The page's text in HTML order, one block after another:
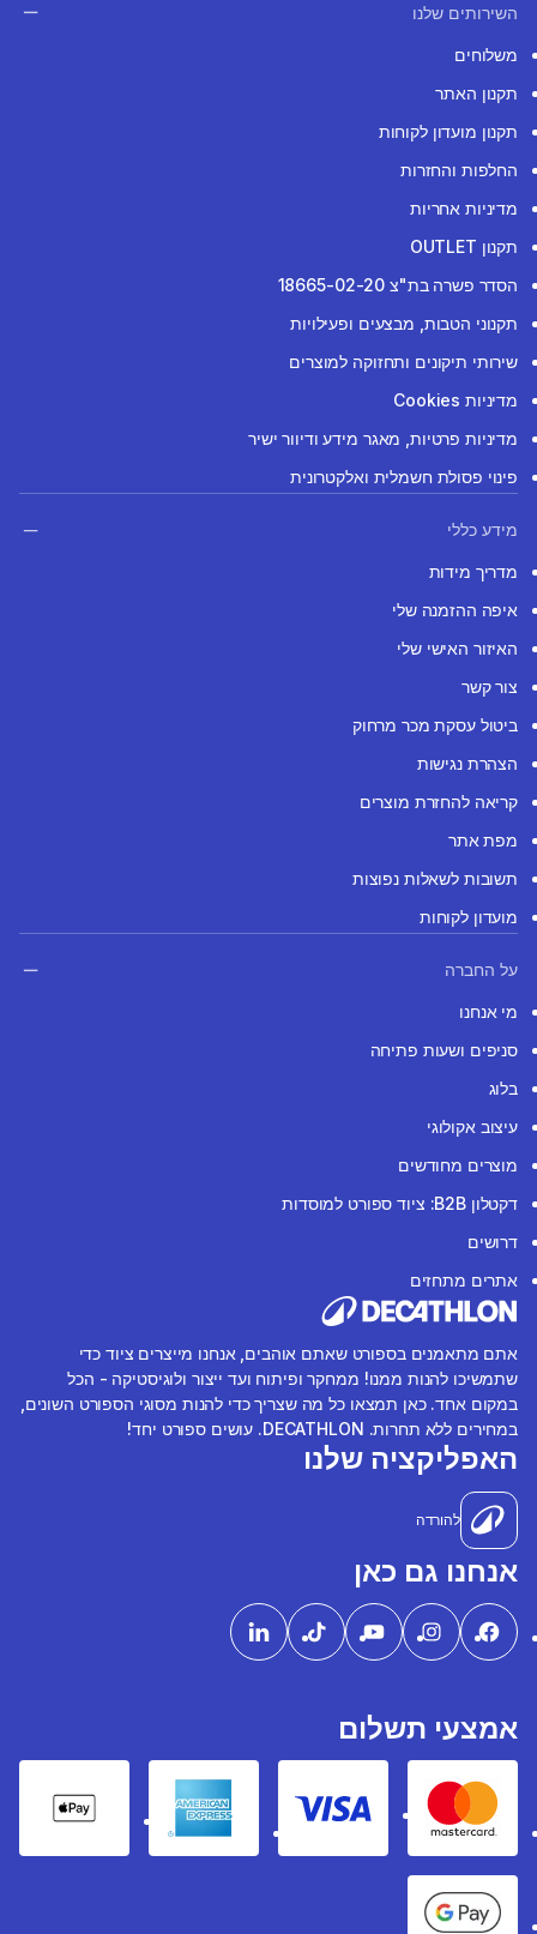
השירותים שלנו
משלוחים
תקנון האתר
תקנון מועדון לקוחות
החלפות והחזרות
מדיניות אחריות
תקנון OUTLET
הסדר פשרה בת"צ 18665-02-20
תקנוני הטבות, מבצעים ופעילויות
שירותי תיקונים ותחזוקה למוצרים
מדיניות Cookies
מדיניות פרטיות, מאגר מידע ודיוור ישיר
פינוי פסולת חשמלית ואלקטרונית
מידע כללי
מדריך מידות
איפה ההזמנה שלי
האיזור האישי שלי
צור קשר
ביטול עסקת מכר מרחוק
הצהרת נגישות
קריאה להחזרת מוצרים
מפת אתר
תשובות לשאלות נפוצות
מועדון לקוחות
על החברה
מי אנחנו
סניפים ושעות פתיחה
בלוג
עיצוב אקולוגי
מוצרים מחודשים
דקטלון B2B: ציוד ספורט למוסדות
דרושים
אתרים מתחזים
אתם מתאמנים בספורט שאתם אוהבים, אנחנו מייצרים ציוד כדי
שתמשיכו להנות ממנו! ממחקר ופיתוח ועד ייצור ולוגיסטיקה - הכל
במקום אחד. כאן תמצאו כל מה שצריך כדי להנות מסוגי הספורט השונים,
במחירים ללא תחרות. DECATHLON. עושים ספורט יחד!
האפליקציה שלנו
להורדה
אנחנו גם כאן
אמצעי תשלום
Mastercard
Visa
American express
Pay
Google Pay